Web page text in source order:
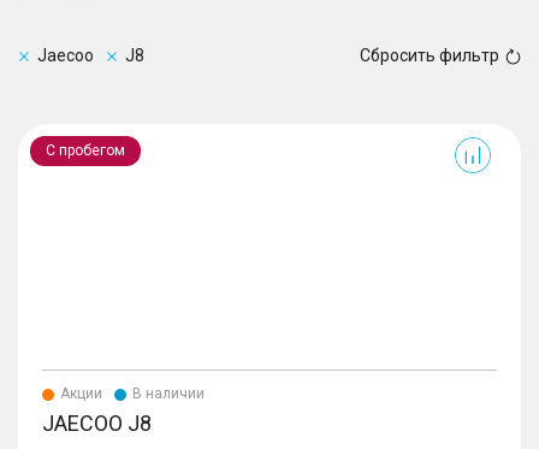
Jaecoo J8 Сбросить фильтр
С пробегом
Акции В наличии
JAECOO J8